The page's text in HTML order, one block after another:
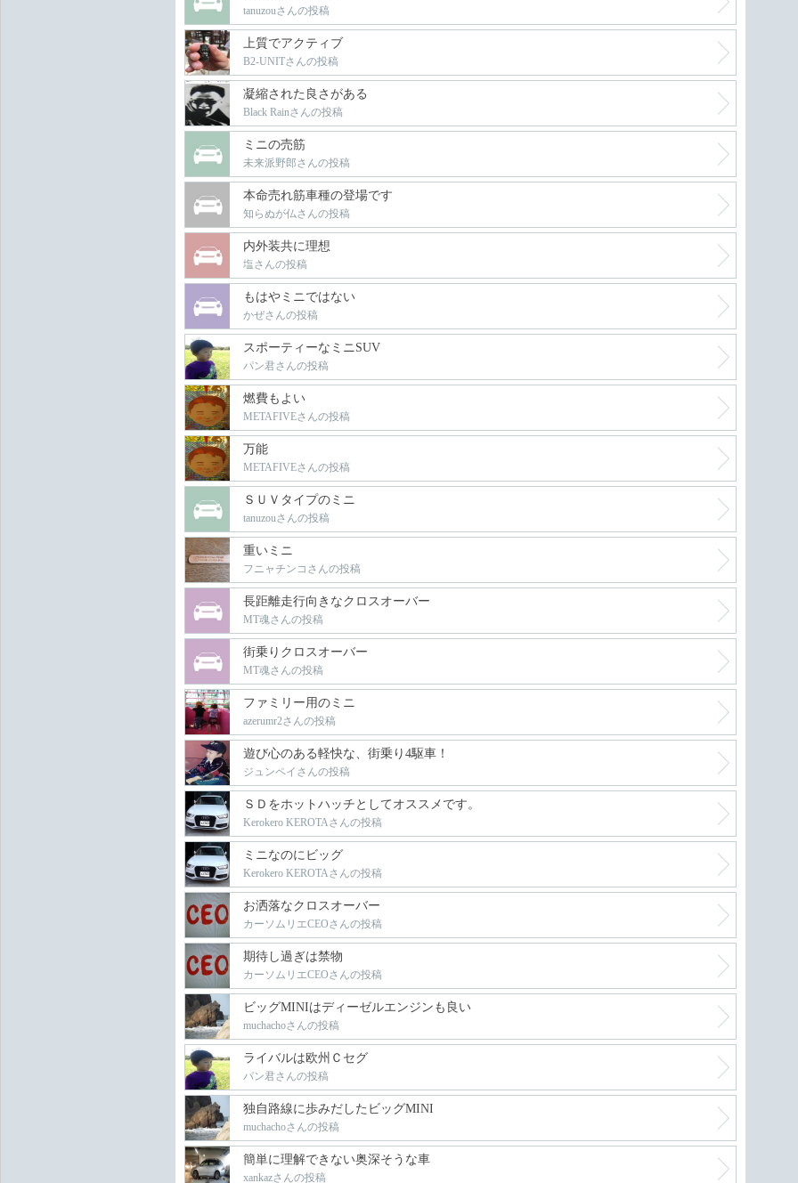
tanuzouさんの投稿
上質でアクティブ
B2-UNITさんの投稿
凝縮された良さがある
Black Rainさんの投稿
ミニの売筋
未来派野郎さんの投稿
本命売れ筋車種の登場です
知らぬが仏さんの投稿
内外装共に理想
塩さんの投稿
もはやミニではない
かぜさんの投稿
スポーティーなミニSUV
パン君さんの投稿
燃費もよい
METAFIVEさんの投稿
万能
METAFIVEさんの投稿
ＳＵＶタイプのミニ
tanuzouさんの投稿
重いミニ
フニャチンコさんの投稿
長距離走行向きなクロスオーバー
MT魂さんの投稿
街乗りクロスオーバー
MT魂さんの投稿
ファミリー用のミニ
azerumr2さんの投稿
遊び心のある軽快な、街乗り4駆車！
ジュンペイさんの投稿
ＳＤをホットハッチとしてオススメです。
Kerokero KEROTAさんの投稿
ミニなのにビッグ
Kerokero KEROTAさんの投稿
お洒落なクロスオーバー
カーソムリエCEOさんの投稿
期待し過ぎは禁物
カーソムリエCEOさんの投稿
ビッグMINIはディーゼルエンジンも良い
muchachoさんの投稿
ライバルは欧州Ｃセグ
パン君さんの投稿
独自路線に歩みだしたビッグMINI
muchachoさんの投稿
簡単に理解できない奥深そうな車
xankazさんの投稿